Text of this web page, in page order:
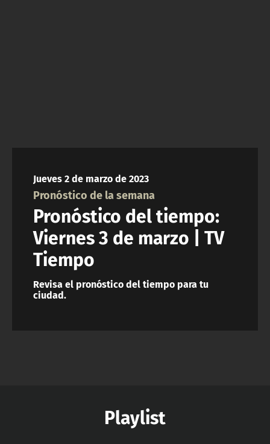
Jueves 2 de marzo de 2023
Pronóstico de la semana
Pronóstico del tiempo:
Viernes 3 de marzo | TV
Tiempo
Revisa el pronóstico del tiempo para tu
ciudad.
Playlist